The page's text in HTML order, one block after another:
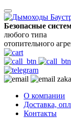
Безопасные
любого типа
отопительного
О компании
Доставка,
Контакты